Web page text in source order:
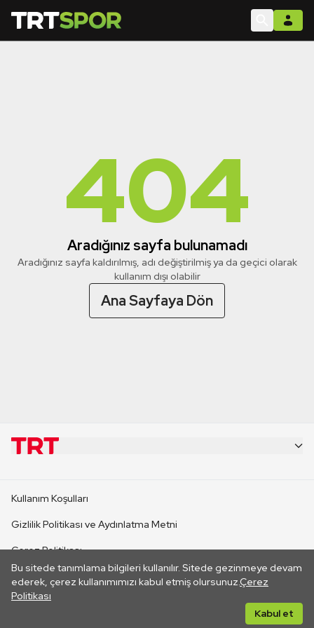
404
Aradığınız sayfa bulunamadı
Aradığınız sayfa kaldırılmış, adı değiştirilmiş ya da geçici olarak
kullanım dışı olabilir
Ana Sayfaya Dön
Bu sitede tanımlama bilgileri kullanılır. Sitede gezinmeye devam
ederek, çerez kullanımımızı kabul etmiş olursunuz.Çerez
Politikası
Kabul et
CANLI YAYINLAR
Kullanım Koşulları
Gizlilik Politikası ve Aydınlatma Metni
Çerez Politikası
İletişim
Her hakkı saklıdır. ©2026 TRT. Bağlantı yoluyla gidilen dış